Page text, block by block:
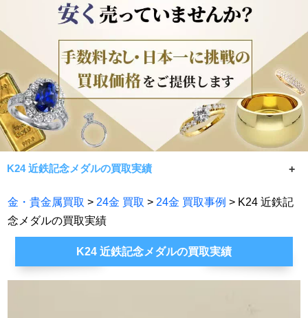
K24 近鉄記念メダルの買取実績
K24 近鉄記念メダルの買取実績です。
常に相場限界で手数料無料買取！七福神が金・貴金属製品
金・貴金属買取 > 24金 買取 > 24金 買取事例 > K24 近鉄記
念メダルの買取実績
K24 近鉄記念メダルの買取実績